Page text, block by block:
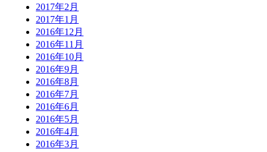
2017年2月
2017年1月
2016年12月
2016年11月
2016年10月
2016年9月
2016年8月
2016年7月
2016年6月
2016年5月
2016年4月
2016年3月